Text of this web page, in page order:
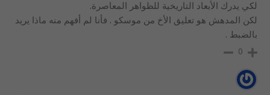
لكي يدرك الأبعاد التاريخية للظواهر المعاصرة.
لكن المدهش هو تعليق الأخ من موسكو . فأنا لم أفهم منه ماذا يريد
بالضبط .
0